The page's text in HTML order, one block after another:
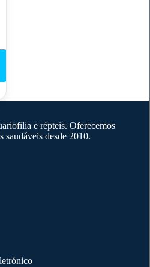
e répteis. Oferecemos
saudáveis desde 2010.